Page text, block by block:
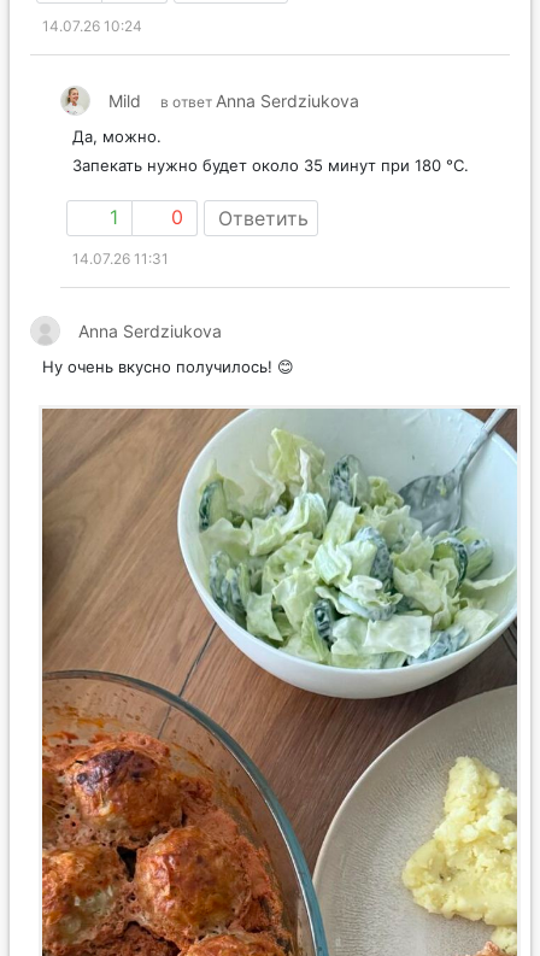
14.07.26 10:24
Mild в ответ Anna Serdziukova
Да, можно.
Запекать нужно будет около 35 минут при 180 °С.
1 0 Ответить
14.07.26 11:31
Anna Serdziukova
Ну очень вкусно получилось! 😊